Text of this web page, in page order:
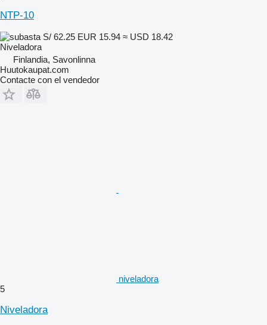
NTP-10
S/ 62.25 EUR 15.94 ≈ USD 18.42
Niveladora
Finlandia, Savonlinna
Huutokaupat.com
Contacte con el vendedor
niveladora
5
Niveladora